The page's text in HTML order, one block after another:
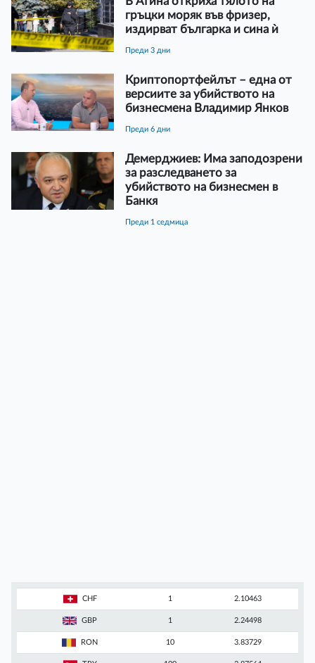
гръцки моряк във фризер,
издирват българка и сина ѝ
преди 3 дни
Криптопортфейлът – една от
версиите за убийството на
бизнесмена Владимир Янков
преди 6 дни
Демерджиев: Има заподозрени
за разследването за
убийството на бизнесмен в
Банкя
преди 1 седмица
CHF 1 2.10463
GBP 1 2.24498
RON 10 3.83729